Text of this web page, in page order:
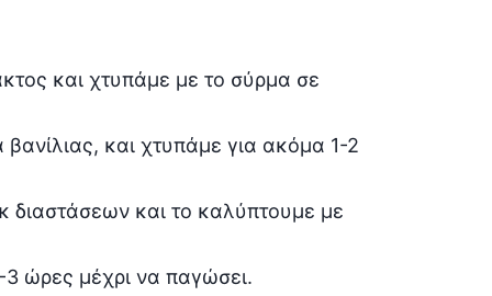
και χτυπάμε με το σύρμα σε
και χτυπάμε για ακόμα 1-2
διαστάσεων και το καλύπτουμε με
ώρες μέχρι να παγώσει.